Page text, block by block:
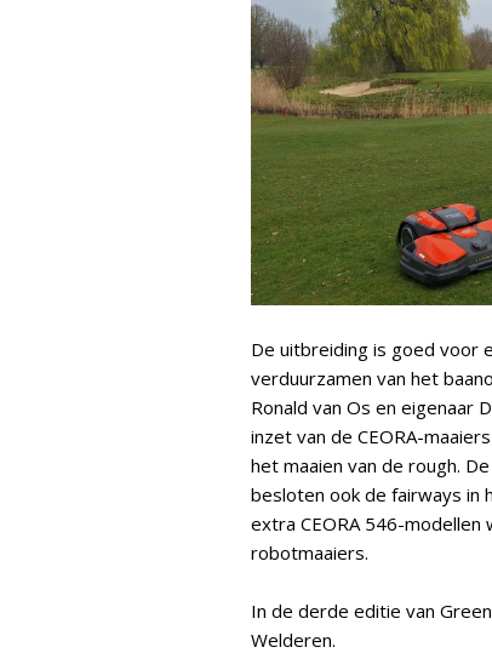
De uitbreiding is goed voor
verduurzamen van het
Ronald van Os en eigenaar
inzet van de CEORA-
het maaien van de rough.
besloten ook de fairways in
extra CEORA 546-
robotmaaiers.
In de derde editie van
Welderen.